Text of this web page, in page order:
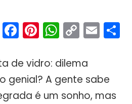
Facebook
Pinterest
Copy
Link
de vidro: dilema
genial? A gente sabe
é um sonho, mas